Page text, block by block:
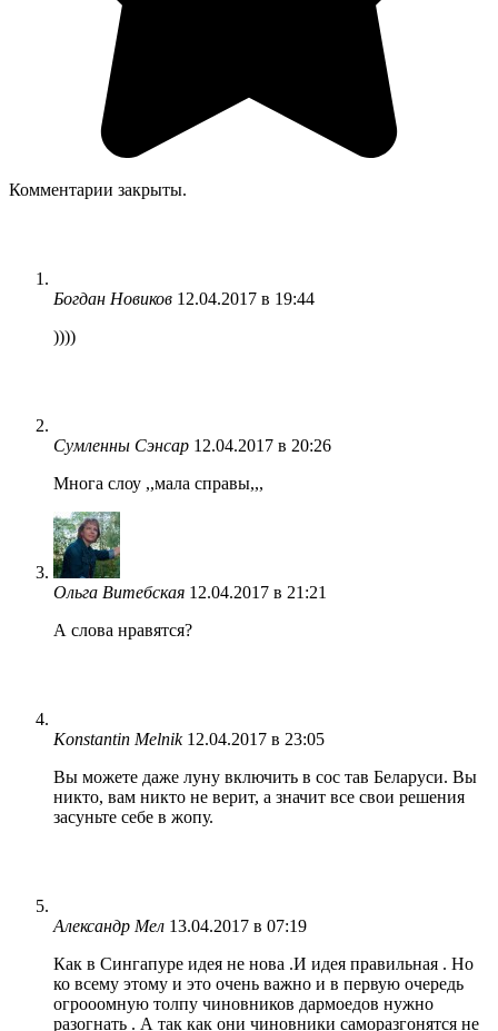
Комментарии закрыты.
Богдан Новиков 12.04.2017 в 19:44
))))
Сумленны Сэнсар 12.04.2017 в 20:26
Многа слоу ,,мала справы,,,
Ольга Витебская 12.04.2017 в 21:21
А слова нравятся?
Konstantin Melnik 12.04.2017 в 23:05
Вы можете даже луну включить в сос тав Беларуси. Вы
никто, вам никто не верит, а значит все свои решения
засуньте себе в жопу.
Александр Мел 13.04.2017 в 07:19
Как в Сингапуре идея не нова .И идея правильная . Но
ко всему этому и это очень важно и в первую очередь
огрооомную толпу чиновников дармоедов нужно
разогнать . А так как они чиновники саморазгонятся не